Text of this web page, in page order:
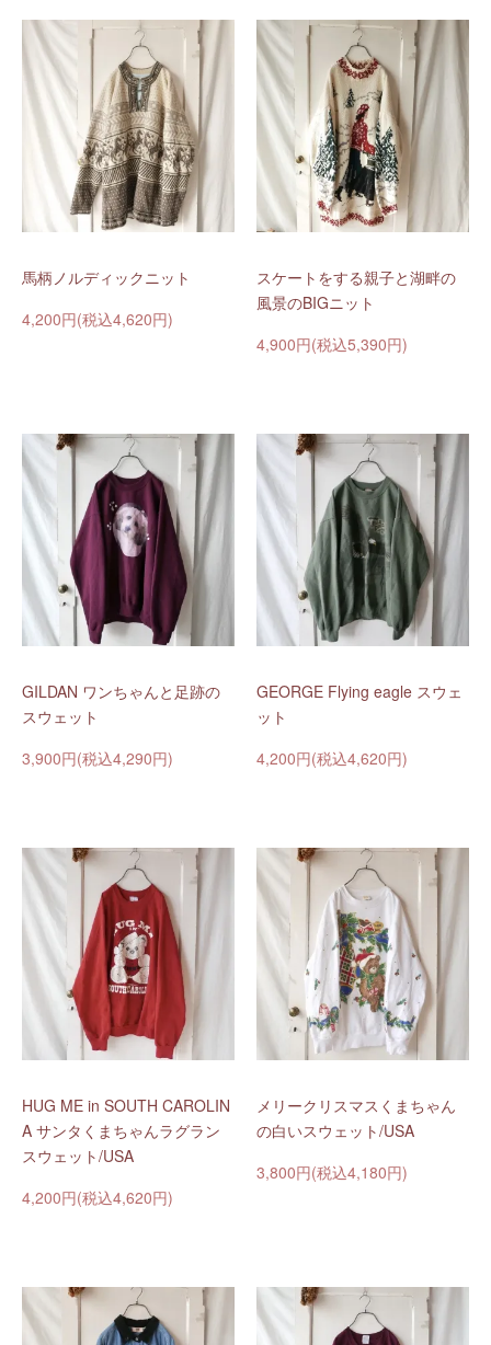
馬柄ノルディックニット
4,200円(税込4,620円)
スケートをする親子と湖畔の
風景のBIGニット
4,900円(税込5,390円)
GILDAN ワンちゃんと足跡の
スウェット
3,900円(税込4,290円)
GEORGE Flying eagle スウェ
ット
4,200円(税込4,620円)
HUG ME in SOUTH CAROLIN
A サンタくまちゃんラグラン
スウェット/USA
4,200円(税込4,620円)
メリークリスマスくまちゃん
の白いスウェット/USA
3,800円(税込4,180円)